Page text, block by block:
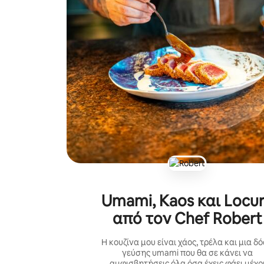
Umami, Kaos και
από τον Chef Robert
Η κουζίνα μου είναι χάος, τρέλα και μια
γεύσης umami που θα σε κάνει να